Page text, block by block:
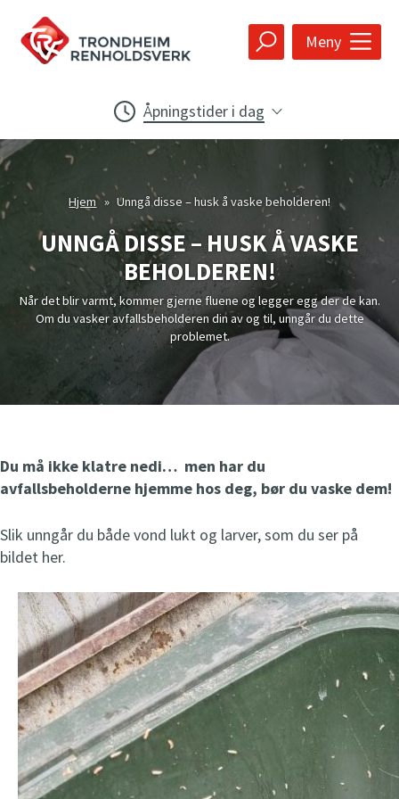
Trondheim
Renholdsver
k
Meny
Åpningstider i dag
Gjenvinningsstasjonen
å
i dag 7
Sjekk køen
Ordinære åpningstider
Mandag-torsdag kl 07-20
Fredag kl 07-15
Lørdag kl 09-15
Hageavfallsmottaket
n
n
Åpenti dag
15
Fredag kl 07-15
Lørdag kl 09-15
BrukOm Nyhavna, Styrmannsgata 6
p
e
n
n
å
Ordinær åpningstid
Mandag-tirsdag kl 10-17
Onsdag-torsdag kl 10-19
Fredag-lørdag kl 10-17
BrukOm Heggstadmoen, Heggstadmoen 51
Åpenti dag 10
16
Hjem » Unngå disse – husk å vaske beholderen!
UNNGÅ DISSE – HUSK Å VASKE
BEHOLDEREN!
Når det blir varmt, kommer gjerne fluene og legger egg der de kan.
Om du vasker avfallsbeholderen din av og til, unngår du dette
problemet.
Du må ikke klatre nedi… men har du
avfallsbeholderne hjemme hos deg, bør du vaske dem!
Slik unngår du både vond lukt og larver, som du ser på
bildet her.